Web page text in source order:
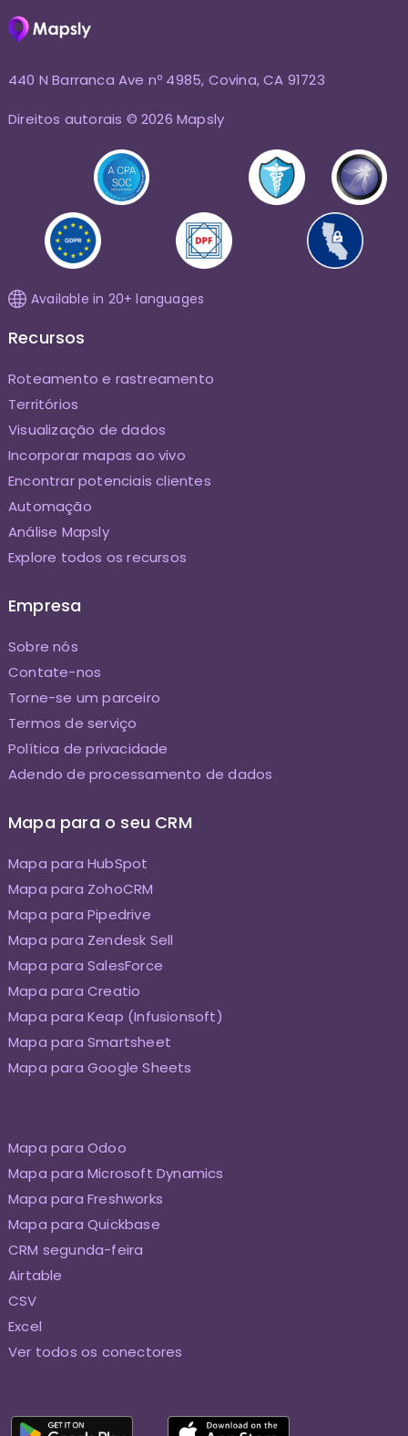
440 N Barranca Ave nº 4985, Covina, CA 91723
Direitos autorais © 2026 Mapsly
Available in 20+ languages
Recursos
Roteamento e rastreamento
Territórios
Visualização de dados
Incorporar mapas ao vivo
Encontrar potenciais clientes
Automação
Análise Mapsly
Explore todos os recursos
Empresa
Sobre nós
Contate-nos
Torne-se um parceiro
Termos de serviço
Política de privacidade
Adendo de processamento de dados
Mapa para o seu CRM
Mapa para HubSpot
Mapa para ZohoCRM
Mapa para Pipedrive
Mapa para Zendesk Sell
Mapa para SalesForce
Mapa para Creatio
Mapa para Keap (Infusionsoft)
Mapa para Smartsheet
Mapa para Google Sheets
Mapa para Odoo
Mapa para Microsoft Dynamics
Mapa para Freshworks
Mapa para Quickbase
CRM segunda-feira
Airtable
CSV
Excel
Ver todos os conectores